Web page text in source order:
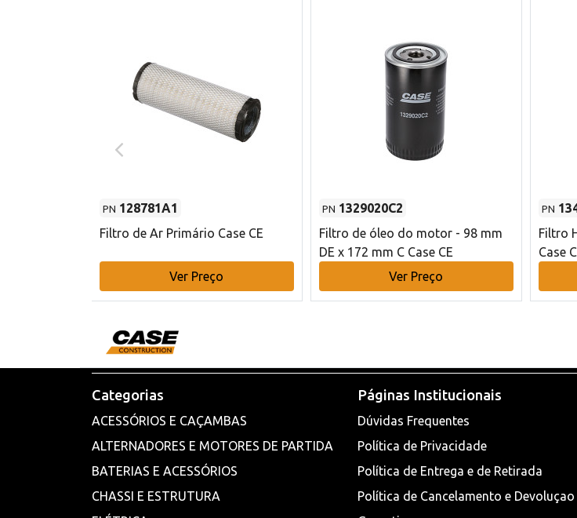
PN 128781A1
Filtro de Ar Primário Case CE
Ver Preço
PN 1329020C2
Filtro de óleo do motor - 98 mm
DE x 172 mm C Case CE
Ver Preço
PN
Filtro
Case
Categorias
ACESSÓRIOS E CAÇAMBAS
ALTERNADORES E MOTORES DE PARTIDA
BATERIAS E ACESSÓRIOS
CHASSI E ESTRUTURA
Páginas Institucionais
Dúvidas Frequentes
Política de Privacidade
Política de Entrega e de Retirada
Política de Cancelamento e Devoluçao